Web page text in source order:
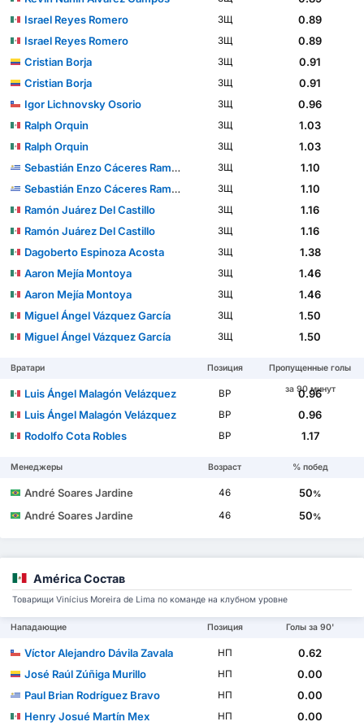
Israel Reyes Romero
ЗЩ
0.89
Israel Reyes Romero
ЗЩ
0.89
Cristian Borja
ЗЩ
0.91
Cristian Borja
ЗЩ
0.91
Igor Lichnovsky Osorio
ЗЩ
0.96
Ralph Orquin
ЗЩ
1.03
Ralph Orquin
ЗЩ
1.03
Sebastián Enzo Cáceres Ramos
ЗЩ
1.10
Sebastián Enzo Cáceres Ramos
ЗЩ
1.10
Ramón Juárez Del Castillo
ЗЩ
1.16
Ramón Juárez Del Castillo
ЗЩ
1.16
Dagoberto Espinoza Acosta
ЗЩ
1.38
Aaron Mejía Montoya
ЗЩ
1.46
Aaron Mejía Montoya
ЗЩ
1.46
Miguel Ángel Vázquez García
ЗЩ
1.50
Miguel Ángel Vázquez García
ЗЩ 1.50
Вратари Позиция
Пропущенные голы
за 90 минут
Luis Ángel Malagón Velázquez ВР
0.96
Luis Ángel Malagón Velázquez
ВР
0.96
Rodolfo Cota Robles
ВР 1.17
Менеджеры Возраст % побед
André Soares Jardine 46 50%
André Soares Jardine 46 50%
América Состав
Товарищи Vinícius Moreira de Lima по команде на клубном уровне
Нападающие Позиция Голы за 90'
Víctor Alejandro Dávila Zavala НП
0.62
José Raúl Zúñiga Murillo
НП
0.00
Paul Brian Rodríguez Bravo
НП
0.00
Henry Josué Martín Mex
НП
0.00